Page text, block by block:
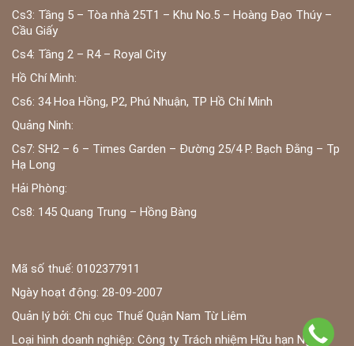
Cs3: Tầng 5 – Tòa nhà 25T1 – Khu No.5 – Hoàng Đạo Thúy –
Cầu Giấy
Cs4: Tầng 2 – R4 – Royal City
Hồ Chí Minh:
Cs6: 34 Hoa Hồng, P2, Phú Nhuận, TP Hồ Chí Minh
Quảng Ninh:
Cs7: SH2 – 6 – Times Garden – Đường 25/4 P. Bạch Đằng – Tp
Hạ Long
Hải Phòng:
Cs8: 145 Quang Trung – Hồng Bàng
Mã số thuế: 0102377911
Ngày hoạt động: 28-09-2007
Quản lý bởi: Chi cục Thuế Quận Nam Từ Liêm
Loại hình doanh nghiệp: Công ty Trách nhiệm Hữu hạn Ngoài